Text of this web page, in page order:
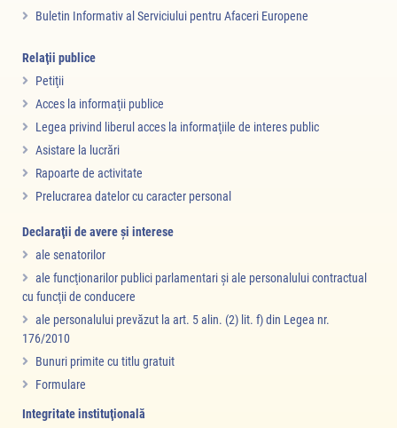
Buletin Informativ al Serviciului pentru Afaceri Europene
Relaţii publice
Petiţii
Acces la informaţii publice
Legea privind liberul acces la informaţiile de interes public
Asistare la lucrări
Rapoarte de activitate
Prelucrarea datelor cu caracter personal
Declaraţii de avere şi interese
ale senatorilor
ale funcţionarilor publici parlamentari şi ale personalului contractual
cu funcţii de conducere
ale personalului prevăzut la art. 5 alin. (2) lit. f) din Legea nr.
176/2010
Bunuri primite cu titlu gratuit
Formulare
Integritate instituţională